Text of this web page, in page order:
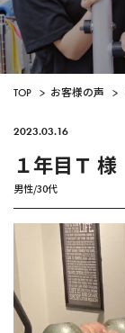
TOP > お客様の声 >
2023.03.16
１年目Ｔ 様
男性/30代